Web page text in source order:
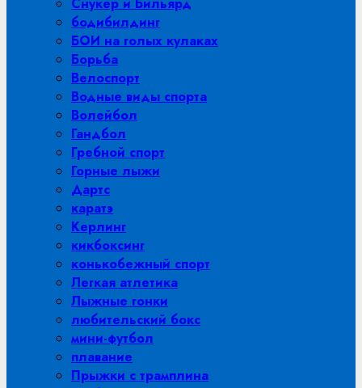
бодибилдинг
БОИ на голых кулаках
Борьба
Велоспорт
Водные виды спорта
Волейбол
Гандбол
Гребной спорт
Горные лыжи
Дартс
каратэ
Керлинг
кикбоксинг
конькобежный спорт
Легкая атлетика
Лыжные гонки
любительский бокс
мини-футбол
плавание
Прыжки с трамплина